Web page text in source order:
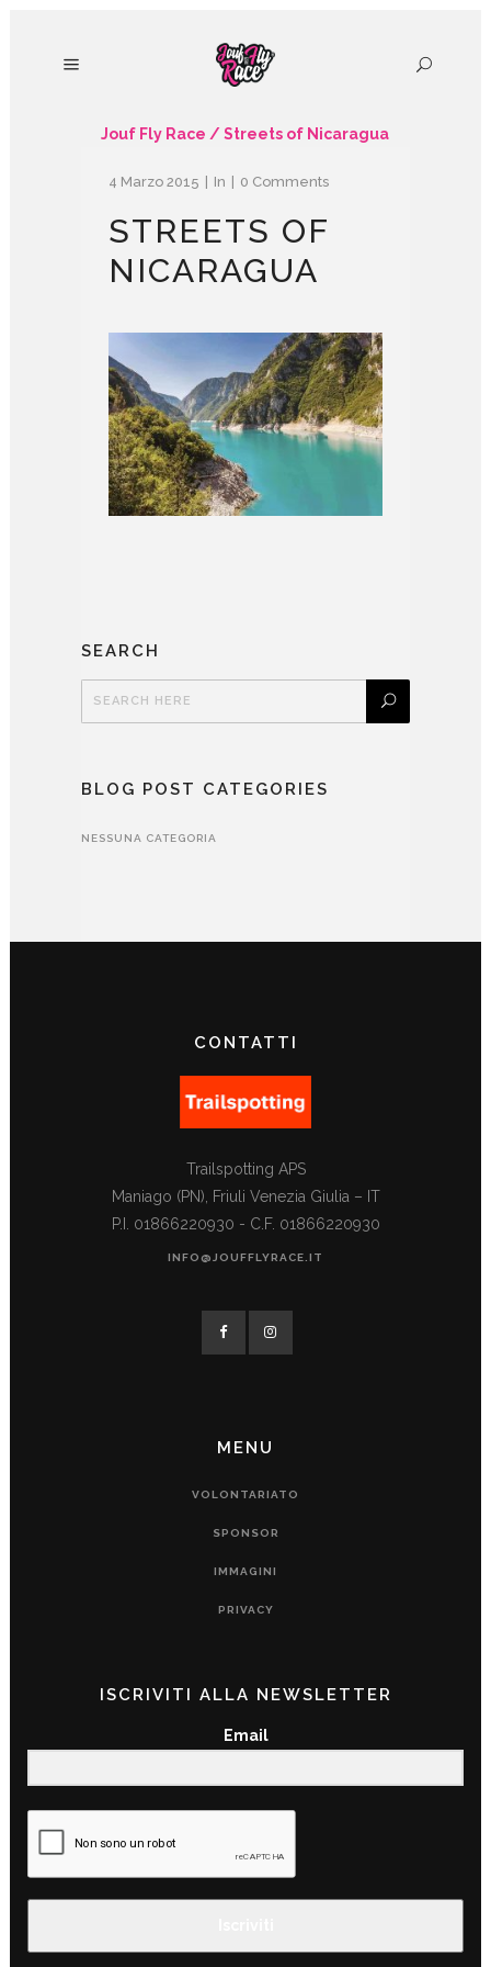
Jouf Fly Race /Streets of Nicaragua
4 Marzo 2015 In 0 Comments
STREETS OF
NICARAGUA
SEARCH
BLOG POST CATEGORIES
NESSUNA CATEGORIA
CONTATTI
Trailspotting APS
Maniago (PN), Friuli Venezia Giulia – IT
P.I. 01866220930 - C.F. 01866220930
INFO@JOUFFLYRACE.IT
MENU
VOLONTARIATO
SPONSOR
IMMAGINI
PRIVACY
ISCRIVITI ALLA NEWSLETTER
Email